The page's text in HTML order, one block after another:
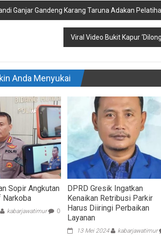
Ganjar Gandeng Karang Taruna Adakan
Viral Video Bukit Kapur
Anda Menyukai
Sopir Angkutan
Narkoba
kabarjawatimur 0
DPRD Gresik Ingatkan
Kenaikan Retribusi Parkir
Harus Diiringi Perbaikan
Layanan
13 Mei 2024 kabarjawatimur